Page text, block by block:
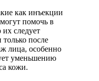
как инъекции
помочь в
следует
после
лица, особенно
уменьшению
кожи.